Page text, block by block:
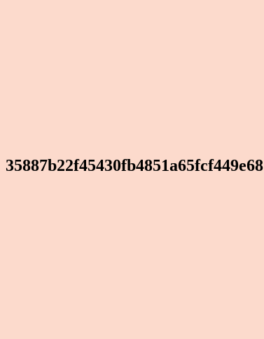
35887b22f45430fb4851a65fcf449e68